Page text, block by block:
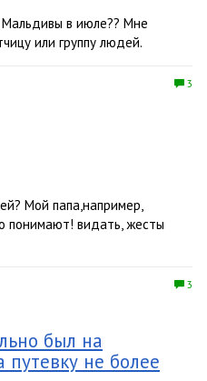
в июле?? Мне
или группу людей.
3
Мой папа,например,
понимают! видать, жесты
3
был на
путевку не более